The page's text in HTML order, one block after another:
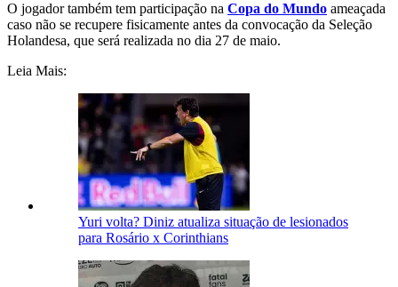
O jogador também tem participação na Copa do Mundo ameaçada
caso não se recupere fisicamente antes da convocação da Seleção
Holandesa, que será realizada no dia 27 de maio.
Leia Mais:
Yuri volta? Diniz atualiza situação de lesionados
para Rosário x Corinthians